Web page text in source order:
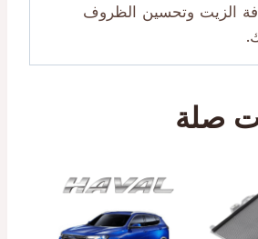
الزيت وتحسين الظروف
صلة